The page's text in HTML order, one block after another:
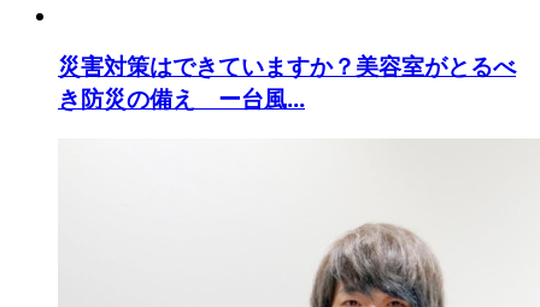
災害対策はできていますか？美容室がとるべ
き防災の備え ー台風...